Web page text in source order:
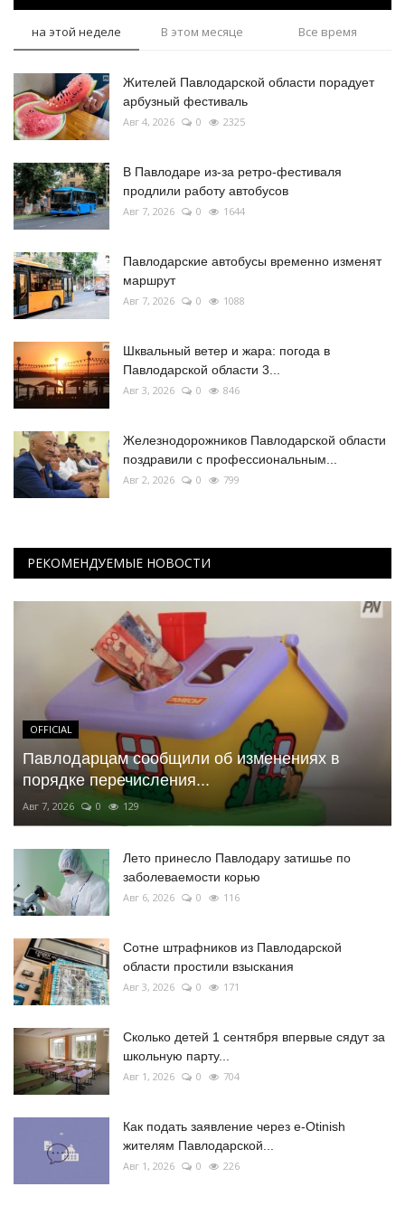
на этой неделе В этом месяце Все время
Жителей Павлодарской области порадует
арбузный фестиваль
Авг 4, 2026 0 2325
В Павлодаре из-за ретро-фестиваля
продлили работу автобусов
Авг 7, 2026 0 1644
Павлодарские автобусы временно изменят
маршрут
Авг 7, 2026 0 1088
Шквальный ветер и жара: погода в
Павлодарской области 3...
Авг 3, 2026 0 846
Железнодорожников Павлодарской области
поздравили с профессиональным...
Авг 2, 2026 0 799
РЕКОМЕНДУЕМЫЕ НОВОСТИ
OFFICIAL
Павлодарцам сообщили об изменениях в
порядке перечисления...
Авг 7, 2026 0 129
Лето принесло Павлодару затишье по
заболеваемости корью
Авг 6, 2026 0 116
Сотне штрафников из Павлодарской
области простили взыскания
Авг 3, 2026 0 171
Сколько детей 1 сентября впервые сядут за
школьную парту...
Авг 1, 2026 0 704
Как подать заявление через e-Otinish
жителям Павлодарской...
Авг 1, 2026 0 226